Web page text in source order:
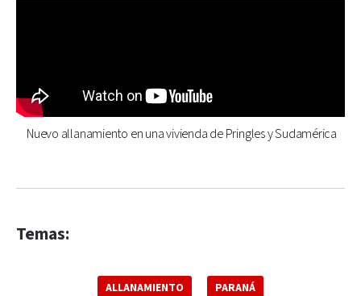
Nuevo allanamiento en una vivienda de Pringles y Sudamérica
Temas:
ALLANAMIENTO PARANÁ